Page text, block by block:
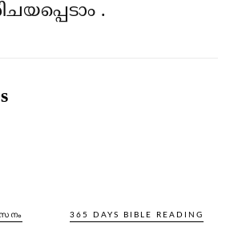
.
365 DAYS BIBLE READING